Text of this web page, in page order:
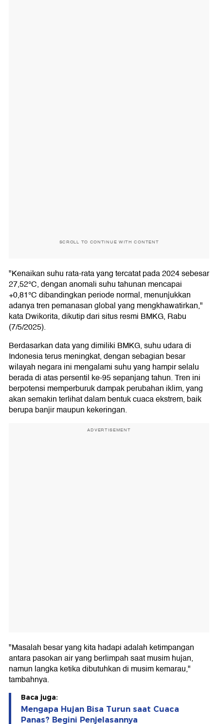
SCROLL TO CONTINUE WITH CONTENT
"Kenaikan suhu rata-rata yang tercatat pada 2024 sebesar
27,52°C, dengan anomali suhu tahunan mencapai
+0,81°C dibandingkan periode normal, menunjukkan
adanya tren pemanasan global yang mengkhawatirkan,"
kata Dwikorita, dikutip dari situs resmi BMKG, Rabu
(7/5/2025).
Berdasarkan data yang dimiliki BMKG, suhu udara di
Indonesia terus meningkat, dengan sebagian besar
wilayah negara ini mengalami suhu yang hampir selalu
berada di atas persentil ke-95 sepanjang tahun. Tren ini
berpotensi memperburuk dampak perubahan iklim, yang
akan semakin terlihat dalam bentuk cuaca ekstrem, baik
berupa banjir maupun kekeringan.
ADVERTISEMENT
"Masalah besar yang kita hadapi adalah ketimpangan
antara pasokan air yang berlimpah saat musim hujan,
namun langka ketika dibutuhkan di musim kemarau,"
tambahnya.
Baca juga:
Mengapa Hujan Bisa Turun saat Cuaca
Panas? Begini Penjelasannya